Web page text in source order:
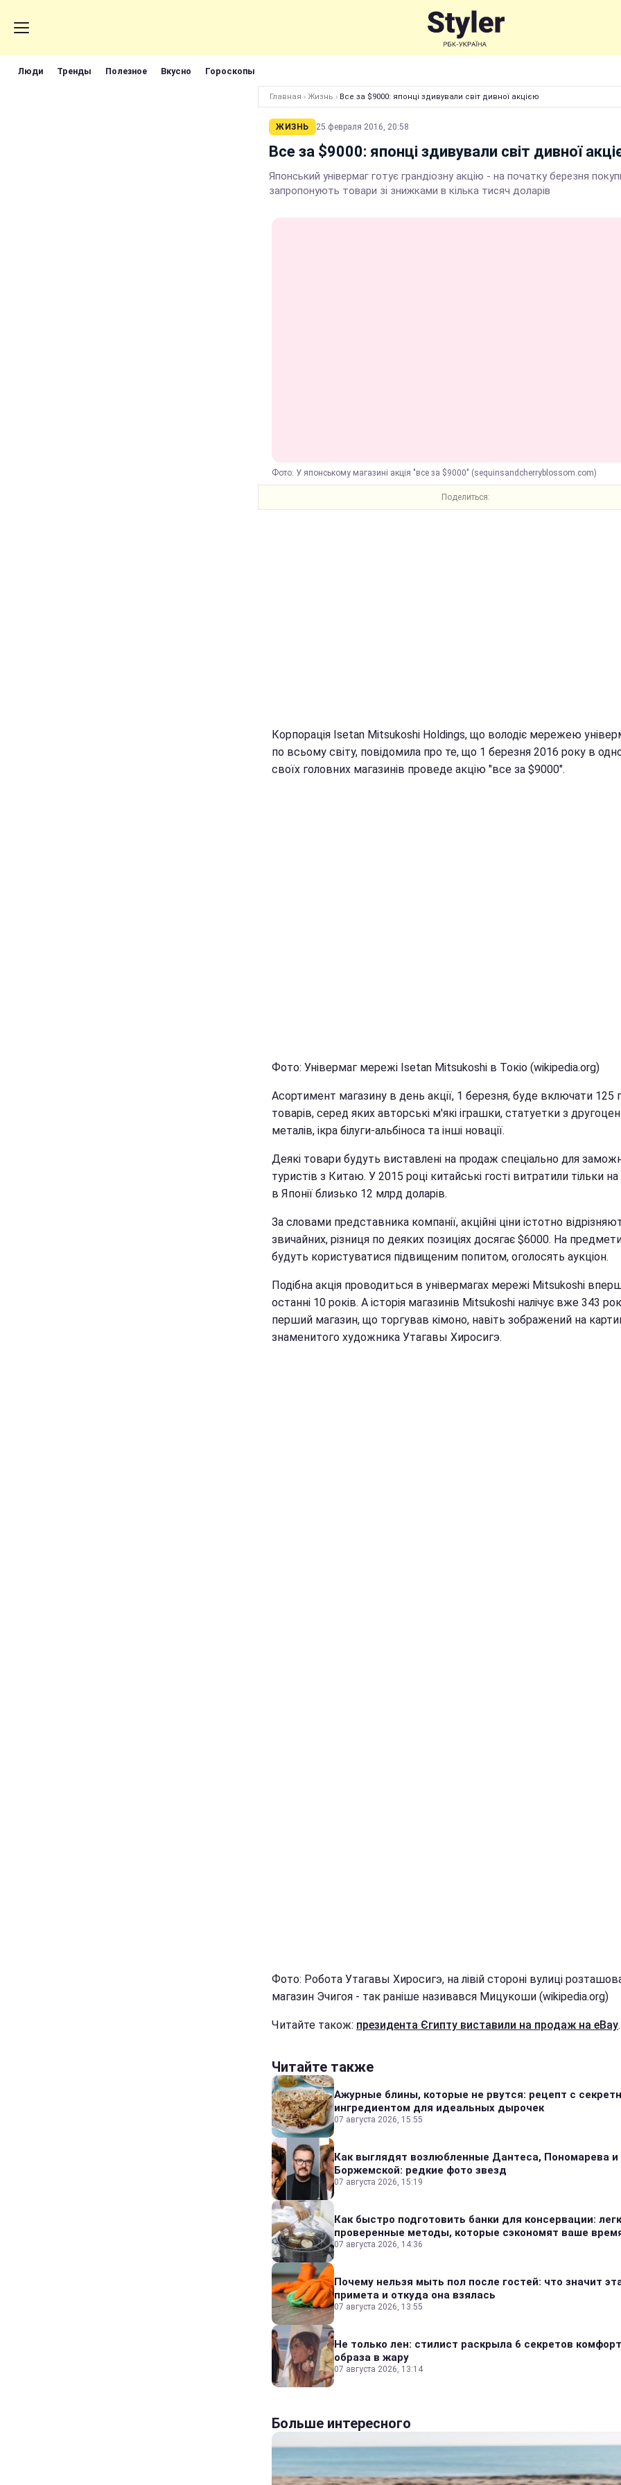
Люди Тренды Полезное Вкусно Гороскопы
Главная › Жизнь › Все за $9000: японці здивували світ дивної акцією
ЖИЗНЬ 25 февраля 2016, 20:58
Все за $9000: японці здивували світ дивної
Японський універмаг готує грандіозну акцію - на початку березня
запропонують товари зі знижками в кілька тисяч доларів
Фото: У японському магазині акція "все за $9000" (sequinsandcherryblossom.com)
Поделиться:
Корпорація Isetan Mitsukoshi Holdings, що володіє мережею
по всьому світу, повідомила про те, що 1 березня 2016 року в
своїх головних магазинів проведе акцію "все за $9000".
Фото: Універмаг мережі Isetan Mitsukoshi в Токіо (wikipedia.org)
Асортимент магазину в день акції, 1 березня, буде включати 125
товарів, серед яких авторські м'які іграшки, статуетки з
металів, ікра білуги-альбіноса та інші новації.
Деякі товари будуть виставлені на продаж спеціально для
туристів з Китаю. У 2015 році китайські гості витратили тільки
в Японії близько 12 млрд доларів.
За словами представника компанії, акційні ціни істотно
звичайних, різниця по деяких позиціях досягає $6000. На
будуть користуватися підвищеним попитом, оголосять аукціон.
Подібна акція проводиться в універмагах мережі Mitsukoshi
останні 10 років. А історія магазинів Mitsukoshi налічує вже 343
перший магазин, що торгував кімоно, навіть зображений на
знаменитого художника Утагавы Хиросигэ.
Фото: Робота Утагавы Хиросигэ, на лівій стороні вулиці
магазин Эчигоя - так раніше називався Мицукоши (wikipedia.org)
Читайте також: президента Єгипту виставили на продаж на eBay.
Читайте также
Ажурные блины, которые не рвутся: рецепт с
ингредиентом для идеальных дырочек
07 августа 2026, 15:55
Как выглядят возлюбленные Дантеса, Пономарева и
Боржемской: редкие фото звезд
07 августа 2026, 15:19
Как быстро подготовить банки для консервации:
проверенные методы, которые сэкономят ваше
07 августа 2026, 14:36
Почему нельзя мыть пол после гостей: что значит
примета и откуда она взялась
07 августа 2026, 13:55
Не только лен: стилист раскрыла 6 секретов
образа в жару
07 августа 2026, 13:14
Больше интересного